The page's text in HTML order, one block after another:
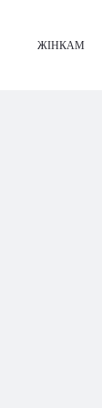
ЖІНКАМ